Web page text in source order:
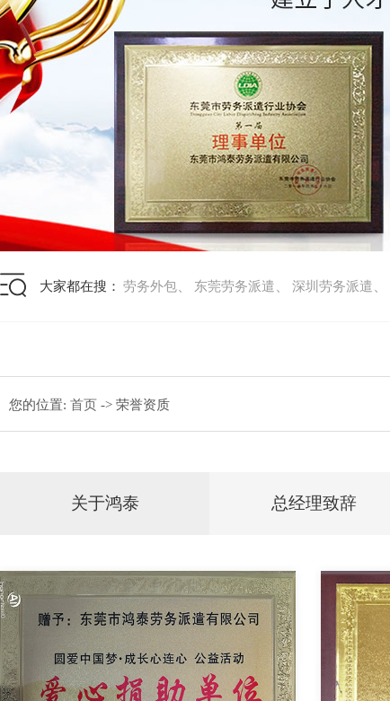
大家都在搜： 劳务外包 东莞劳务派遣 深圳劳务派遣
您的位置: 首页 -> 荣誉资质
关于鸿泰 总经理致辞